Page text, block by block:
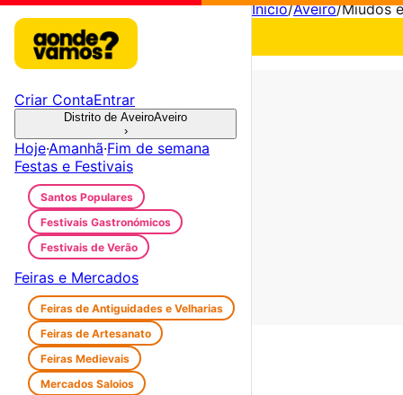
Início/Aveiro/Miúdos
Criar ContaEntrar
Distrito de AveiroAveiro
›
Hoje·Amanhã·Fim de semana
Festas e Festivais
Santos Populares
Festivais Gastronómicos
Festivais de Verão
Feiras e Mercados
Feiras de Antiguidades e Velharias
Feiras de Artesanato
Feiras Medievais
Mercados Saloios